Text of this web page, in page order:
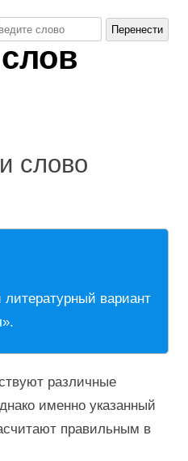
слово
вариант
различные
именно указанный
правильным в